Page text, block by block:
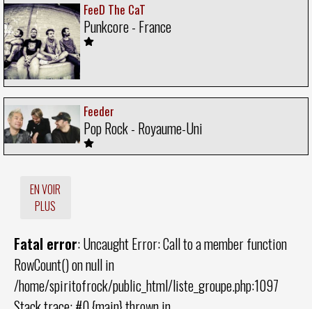
FeeD The CaT
Punkcore - France
Feeder
Pop Rock - Royaume-Uni
EN VOIR
PLUS
Fatal error: Uncaught Error: Call to a member function
RowCount() on null in
/home/spiritofrock/public_html/liste_groupe.php:1097